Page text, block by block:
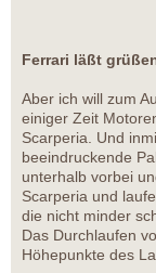
Ferrari läßt
Aber ich will zum
einiger Zeit
Scarperia. Und
beeindruckende
unterhalb vorbei
Scarperia und
die nicht minder
Das Durchlaufen
Höhepunkte des